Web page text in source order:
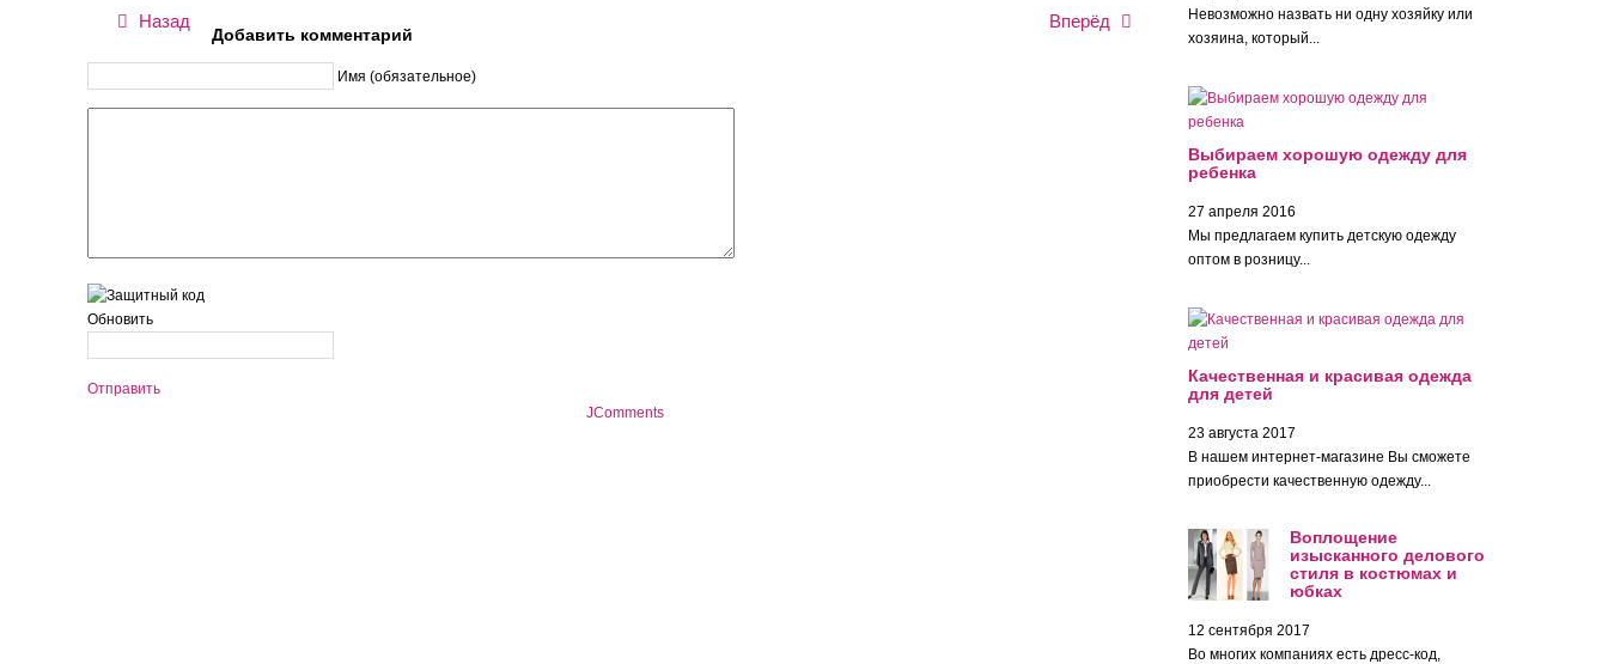
Назад Вперёд
Добавить комментарий
Имя (обязательное)
Обновить
Отправить
JComments
Невозможно назвать ни одну хозяйку или
хозяина, который...
Выбираем хорошую одежду для
ребенка
27 апреля 2016
Мы предлагаем купить детскую одежду
оптом в розницу...
Качественная и красивая одежда
для детей
23 августа 2017
В нашем интернет-магазине Вы сможете
приобрести качественную одежду...
Воплощение
изысканного делового
стиля в костюмах и
юбках
12 сентября 2017
Во многих компаниях есть дресс-код,